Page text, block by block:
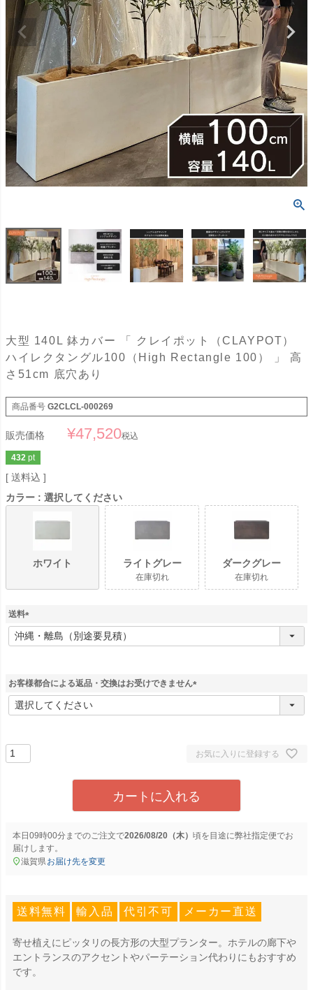
大型 140L 鉢カバー 「 クレイポット（CLAYPOT）
ハイレクタングル100（High Rectangle 100） 」 高
さ51cm 底穴あり
商品番号 G2CLCL-000269
販売価格 ¥47,520税込
432 pt
送料込
カラー
選択してください
ホワイト ライトグレー
在庫切れ
ダークグレー
在庫切れ
送料
(
必
お客様都合による返品・交換はお受けできません
(
お気に入りに登録する
カートに入れる
本日09時00分までのご注文で2026/08/20（木） に弊社指定便でお
届けします。
滋賀県 お届け先を変更
送料無料 輸入品 代引不可 メーカー直送
寄せ植えにピッタリの長方形の大型プランター。ホテルの廊下や
エントランスのアクセントやパーテーション代わりにもおすすめ
です。